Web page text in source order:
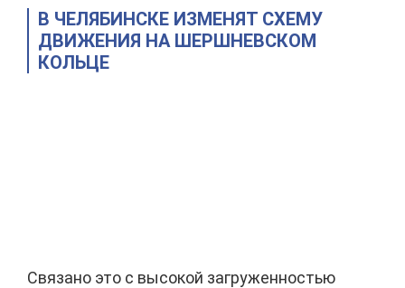
В ЧЕЛЯБИНСКЕ ИЗМЕНЯТ СХЕМУ
ДВИЖЕНИЯ НА ШЕРШНЕВСКОМ
КОЛЬЦЕ
Связано это с высокой загруженностью